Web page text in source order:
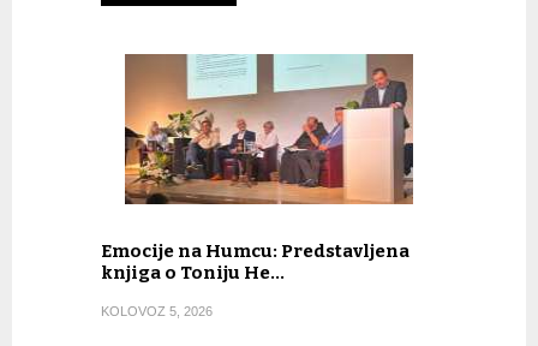
Emocije na Humcu: Predstavljena
knjiga o Toniju He…
KOLOVOZ 5, 2026